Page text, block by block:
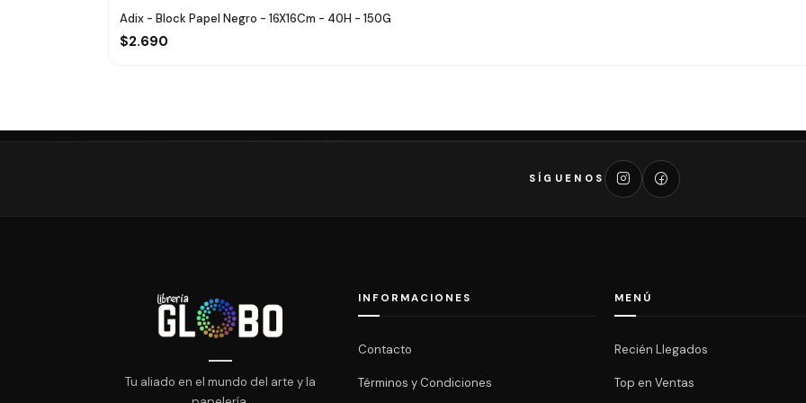
Adix - Block Papel Negro - 16X16Cm - 40H - 150G
$2.690
SÍGUENOS
Tu aliado en el mundo del arte y la
INFORMACIONES
Contacto
Términos y Condiciones
MENÚ
Recién Llegados
Top en Ventas